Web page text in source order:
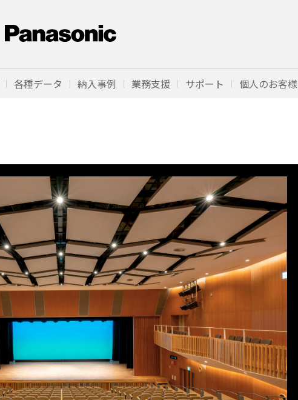
各種データ 納入事例 業務支援 サポート 個人のお客様